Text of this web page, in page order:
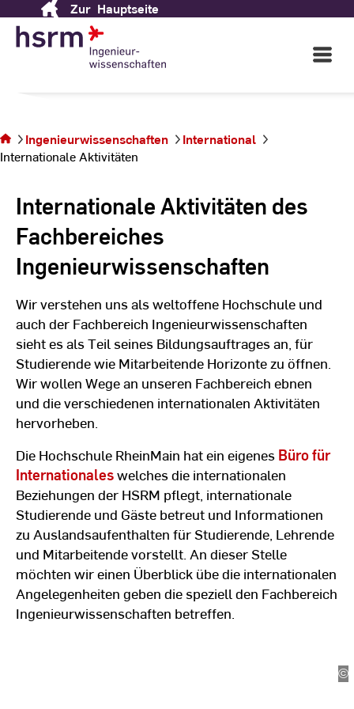
Content
Zur Hauptseite
Open
Main
Wir sehen uns auf dem Campus
sich auf der
Seite
Internationale
Ingenieurwissenschaften
International
Internationale Aktivitäten
Internationale Aktivitäten des
Fachbereiches
Ingenieurwissenschaften
Wir verstehen uns als weltoffene Hochschule und
auch der Fachbereich Ingenieurwissenschaften
sieht es als Teil seines Bildungsauftrages an, für
Studierende wie Mitarbeitende Horizonte zu öffnen.
Wir wollen Wege an unseren Fachbereich ebnen
und die verschiedenen internationalen Aktivitäten
hervorheben.
Die Hochschule RheinMain hat ein eigenes Büro für
Internationaleswelches die internationalen
Beziehungen der HSRM pflegt, internationale
Studierende und Gäste betreut und Informationen
zu Auslandsaufenthalten für Studierende, Lehrende
und Mitarbeitende vorstellt. An dieser Stelle
möchten wir einen Überblick übe die internationalen
Angelegenheiten geben die speziell den Fachbereich
Ingenieurwissenschaften betreffen.
©
Internationale Aktivitäten